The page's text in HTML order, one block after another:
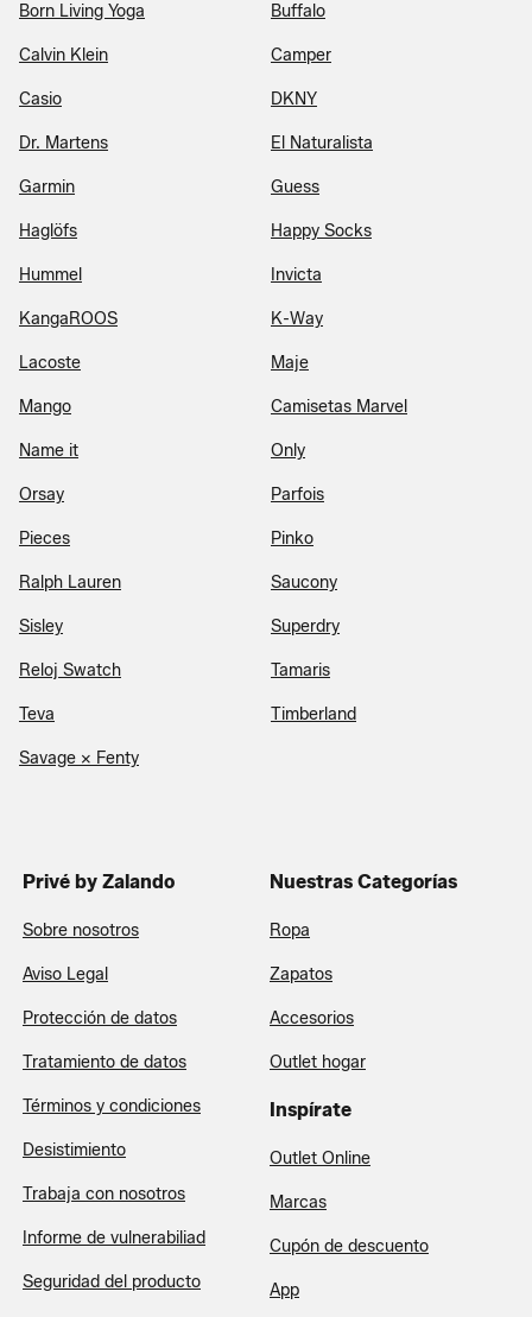
Born Living Yoga Buffalo
Calvin Klein Camper
Casio DKNY
Dr. Martens El Naturalista
Garmin Guess
Haglöfs Happy Socks
Hummel Invicta
KangaROOS K-Way
Lacoste Maje
Mango Camisetas Marvel
Name it Only
Orsay Parfois
Pieces Pinko
Ralph Lauren Saucony
Sisley Superdry
Reloj Swatch Tamaris
Teva Timberland
Savage x Fenty
Privé by Zalando
Sobre nosotros
Aviso Legal
Protección de datos
Tratamiento de datos
Términos y condiciones
Desistimiento
Trabaja con nosotros
Informe de vulnerabiliad
Seguridad del producto
Nuestras Categorías
Ropa
Zapatos
Accesorios
Outlet hogar
Inspírate
Outlet Online
Marcas
Cupón de descuento
App